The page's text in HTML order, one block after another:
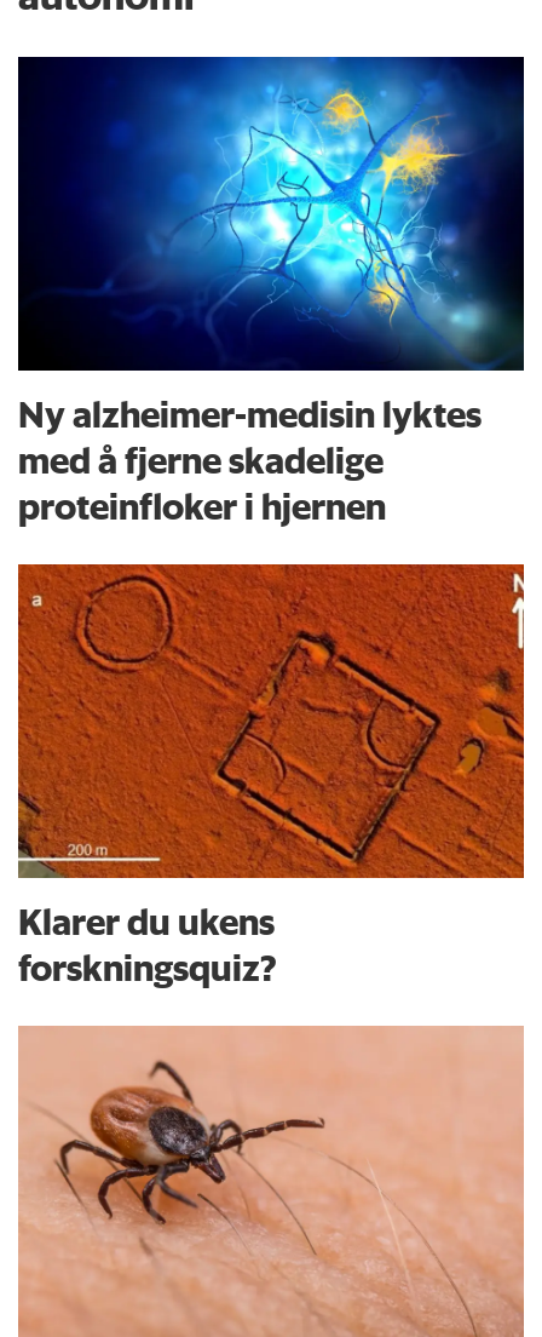
Ny alzheimer-medisin lyktes
med å fjerne skadelige
proteinfloker i hjernen
Klarer du ukens
forskningsquiz?